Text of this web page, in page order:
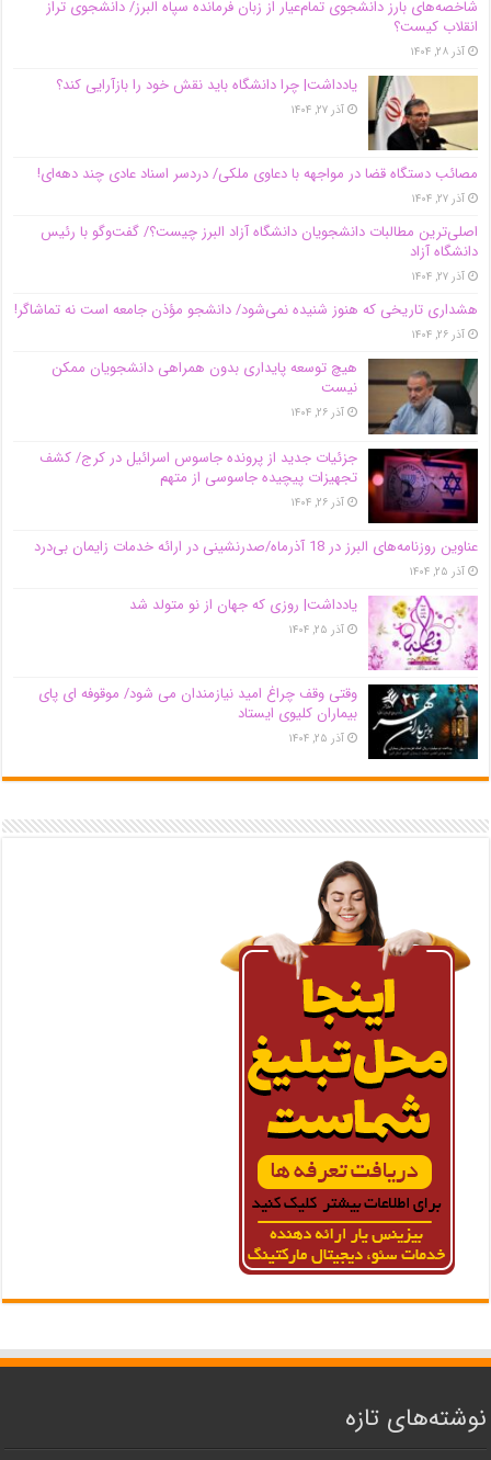
شاخصه‌های بارز دانشجوی تمام‌عیار از زبان فرمانده سپاه البرز/ دانشجوی تراز
انقلاب کیست؟
آذر ۲۸, ۱۴۰۴
یادداشت| چرا دانشگاه باید نقش خود را بازآرایی کند؟
آذر ۲۷, ۱۴۰۴
مصائب دستگاه قضا در مواجهه با دعاوی ملکی/ دردسر اسناد عادی چند‌ دهه‌ای!
آذر ۲۷, ۱۴۰۴
اصلی‌ترین مطالبات دانشجویان دانشگاه آزاد البرز چیست؟/ گفت‌وگو با رئیس
دانشگاه آز‌اد
آذر ۲۷, ۱۴۰۴
هشداری تاریخی که هنوز شنیده نمی‌شود/ دانشجو مؤذن جامعه است نه تماشاگر!
آذر ۲۶, ۱۴۰۴
هیچ توسعه پایداری بدون همراهی دانشجویان ممکن
نیست
آذر ۲۶, ۱۴۰۴
جزئیات جدید از پرونده جاسوس اسرائیل در کرج/‌ کشف
تجهیزات پیچیده جاسوسی از متهم
آذر ۲۶, ۱۴۰۴
عناوین روزنامه‌های البرز در ‌18 آذرماه/صدرنشینی در ارائه خدمات زایمان بی‌درد
آذر ۲۵, ۱۴۰۴
یادداشت| روزی که جهان از نو متولد شد
آذر ۲۵, ۱۴۰۴
وقتی وقف چراغ امید نیازمندان می شود/ موقوفه ای پای
بیماران کلیوی ایستاد
آذر ۲۵, ۱۴۰۴
نوشته‌های تازه